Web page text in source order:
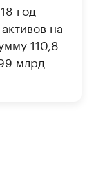
год
на
110,8
млрд